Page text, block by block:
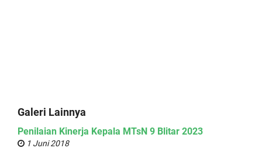
Galeri Lainnya
Penilaian Kinerja Kepala MTsN 9 Blitar 2023
1 Juni 2018